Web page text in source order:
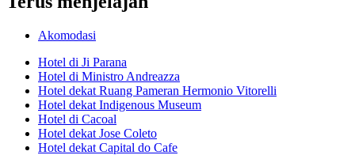
Akomodasi
Hotel di Ji Parana
Hotel di Ministro Andreazza
Hotel dekat Ruang Pameran Hermonio Vitorelli
Hotel dekat Indigenous Museum
Hotel di Cacoal
Hotel dekat Jose Coleto
Hotel dekat Capital do Cafe